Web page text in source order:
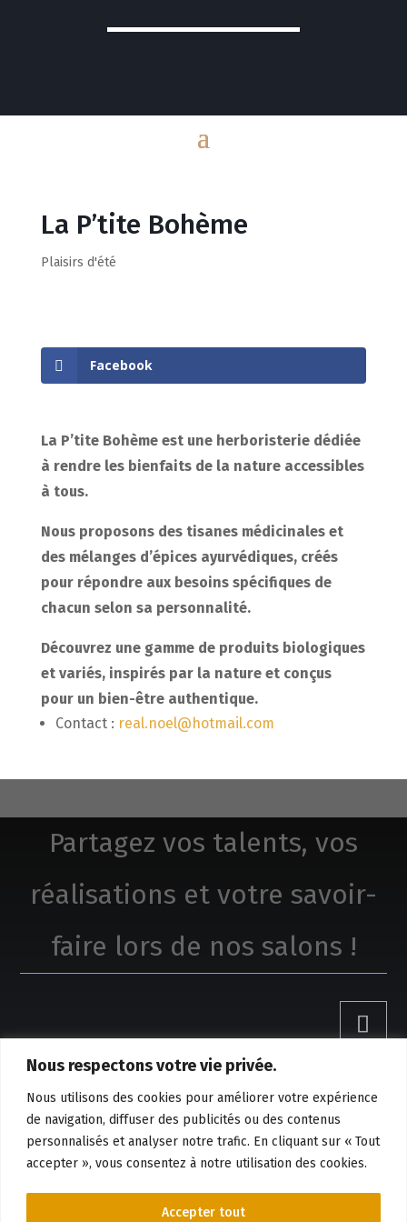
Nous respectons votre vie privée.
Nous utilisons des cookies pour améliorer votre expérience
de navigation, diffuser des publicités ou des contenus
personnalisés et analyser notre trafic. En cliquant sur « Tout
accepter », vous consentez à notre utilisation des cookies.
Accepter tout
La P’tite Bohème
Plaisirs d'été
Facebook
La P’tite Bohème est une herboristerie dédiée
à rendre les bienfaits de la nature accessibles
à tous.
Nous proposons des tisanes médicinales et
des mélanges d’épices ayurvédiques, créés
pour répondre aux besoins spécifiques de
chacun selon sa personnalité.
Découvrez une gamme de produits biologiques
et variés, inspirés par la nature et conçus
pour un bien-être authentique.
Contact : real.noel@hotmail.com
Partagez vos talents, vos
réalisations et votre savoir-
faire lors de nos salons !
Claude Boivin, réalisations

Réservation et information